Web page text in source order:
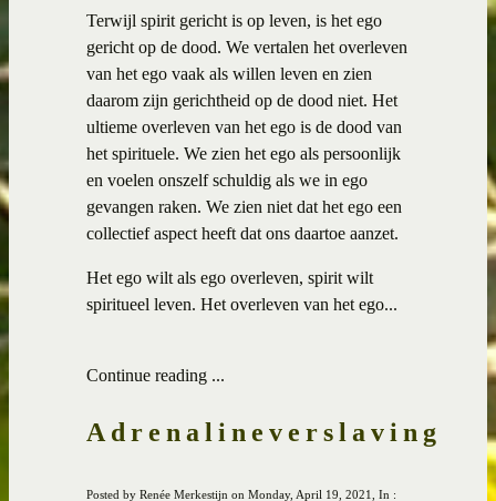
Terwijl spirit gericht is op leven, is het ego
gericht op de dood. We vertalen het overleven
van het ego vaak als willen leven en zien
daarom zijn gerichtheid op de dood niet. Het
ultieme overleven van het ego is de dood van
het spirituele. We zien het ego als persoonlijk
en voelen onszelf schuldig als we in ego
gevangen raken. We zien niet dat het ego een
collectief aspect heeft dat ons daartoe aanzet.
Het ego wilt als ego overleven, spirit wilt
spiritueel leven. Het overleven van het ego...
Continue reading ...
Adrenalineverslaving
Posted by Renée Merkestijn on Monday, April 19, 2021, In :